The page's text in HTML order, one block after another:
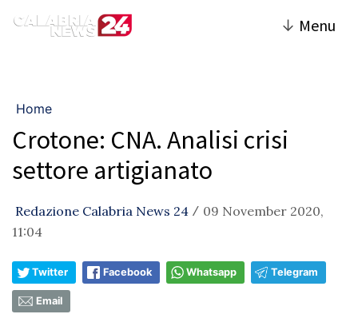
↓ Menu
Home
Crotone: CNA. Analisi crisi
settore artigianato
Redazione Calabria News 24 / 09 November 2020,
11:04
Twitter Facebook Whatsapp Telegram
Email